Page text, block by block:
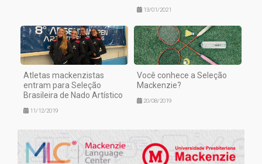
13/01/2021
Atletas mackenzistas
entram para Seleção
Brasileira de Nado Artístico
11/12/2019
Você conhece a Seleção
Mackenzie?
20/08/2019